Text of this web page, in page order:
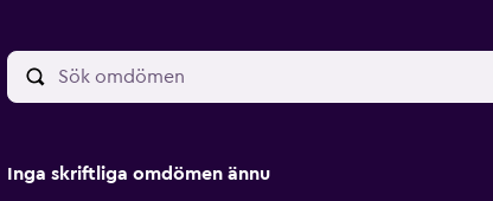
Inga skriftliga omdömen ännu